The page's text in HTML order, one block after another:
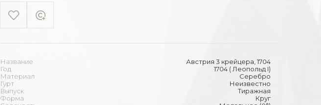
Название
Австрия 3 крейцера, 1704
Год
1704 ( Леопольд I)
Материал
Серебро
Гурт
Неизвестно
Выпуск
Тиражная
Форма
Круг